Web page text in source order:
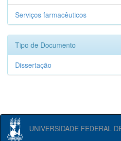
Serviços farmacêuticos
Tipo de Documento
Dissertação
UNIVERSIDADE FEDERAL